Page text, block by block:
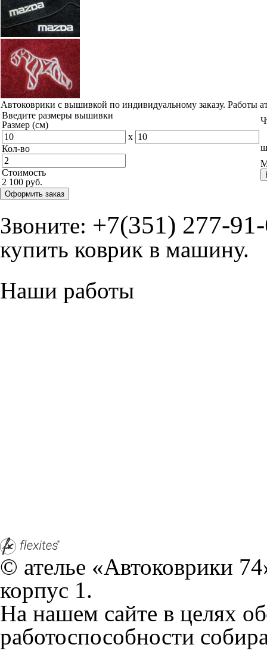
Автоковрики с вышивкой по индивидуальному заказу. Работы
Введите размеры вышивки
Размер (см)
x
Кол-во
Стоимость
2 100 руб.
Оформить заказ
Звоните: +7(351) 277-
купить коврик в машину.
Наши работы